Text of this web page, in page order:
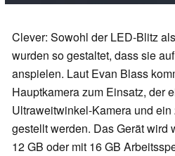
Clever: Sowohl der LED-Blitz
wurden so gestaltet, dass sie
anspielen. Laut Evan Blass
Hauptkamera zum Einsatz, der
Ultraweitwinkel-Kamera und
gestellt werden. Das Gerät wird
12 GB oder mit 16 GB